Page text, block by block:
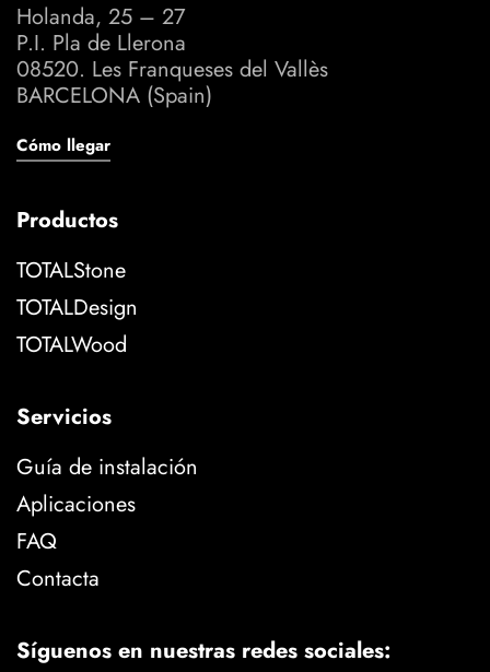
Holanda, 25 – 27
P.I. Pla de Llerona
08520. Les Franqueses del Vallès
BARCELONA (Spain)
Cómo llegar
Productos
TOTALStone
TOTALDesign
TOTALWood
Servicios
Guía de instalación
Aplicaciones
FAQ
Contacta
Síguenos en nuestras redes sociales: